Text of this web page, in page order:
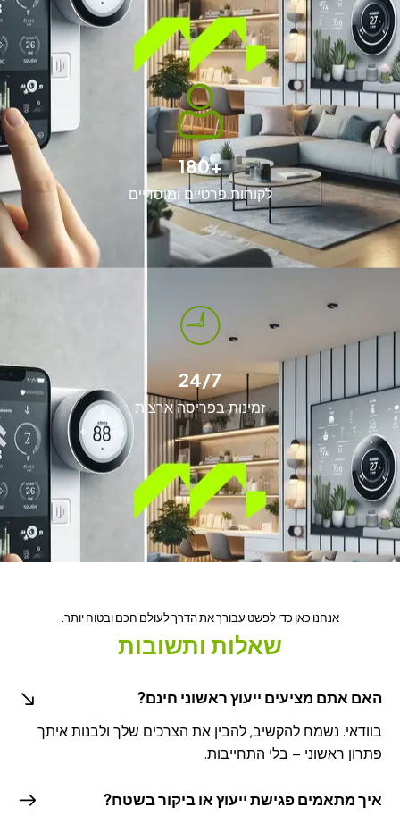
+180
לקוחות פרטיים ומוסדיים
24/7
זמינות בפריסה ארצית
אנחנו כאן כדי לפשט עבורך את הדרך לעולם חכם ובטוח יותר.
שאלות ותשובות
אתם מציעים ייעוץ ראשוני חינם?
נשמח להקשיב, להבין את הצרכים שלך ולבנות איתך
ראשוני – בלי התחייבות.
מתאמים פגישת ייעוץ או ביקור בשטח?